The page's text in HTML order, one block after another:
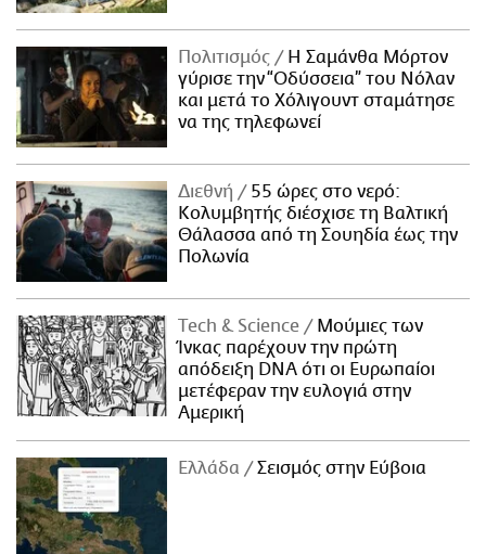
Πολιτισμός
Η Σαμάνθα Μόρτον
γύρισε την “Οδύσσεια” του Νόλαν
και μετά το Χόλιγουντ σταμάτησε
να της τηλεφωνεί
Διεθνή
55 ώρες στο νερό:
Κολυμβητής διέσχισε τη Βαλτική
Θάλασσα από τη Σουηδία έως την
Πολωνία
Τech & Science
Μούμιες των
Ίνκας παρέχουν την πρώτη
απόδειξη DNA ότι οι Ευρωπαίοι
μετέφεραν την ευλογιά στην
Αμερική
Ελλάδα Σεισμός στην Εύβοια